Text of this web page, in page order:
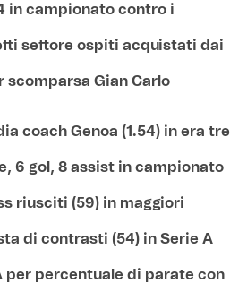
in campionato contro i
settore ospiti acquistati dai
scomparsa Gian Carlo
coach Genoa (1.54) in era tre
6 gol, 8 assist in campionato
riusciti (59) in maggiori
di contrasti (54) in Serie A
per percentuale di parate con